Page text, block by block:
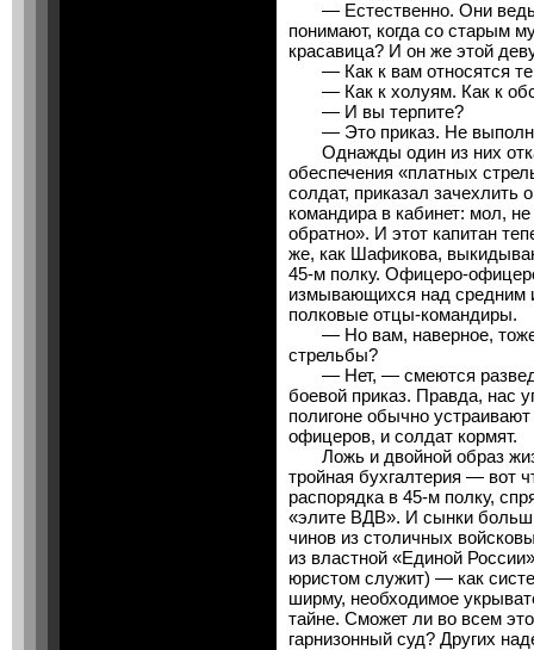
— Естественно. Они ведь
понимают, когда со старым
красавица? И он же этой
— Как к вам относятся те,
— Как к холуям. Как к
— И вы терпите?
— Это приказ. Не
Однажды один из них
обеспечения «платных
солдат, приказал
командира в кабинет: мол,
обратно». И этот капитан
же, как Шафикова,
45-м полку. Офицеро-
измывающихся над
полковые отцы-командиры.
— Но вам, наверное, тоже
стрельбы?
— Нет, — смеются
боевой приказ. Правда, нас
полигоне обычно
офицеров, и солдат кормят.
Ложь и двойной образ
тройная бухгалтерия — вот
распорядка в 45-м полку,
«элите ВДВ». И сынки
чинов из столичных
из властной «Единой
юристом служит) — как
ширму, необходимое
тайне. Сможет ли во всем
гарнизонный суд? Других